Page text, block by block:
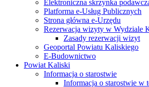
Elektroniczna skrzynka
Platforma e-Usług Publicznych
Strona główna e-Urzędu
Rezerwacja wizyty w Wydziale
Zasady rezerwacji wizyt
Geoportal Powiatu Kaliskiego
E-Budownictwo
Powiat Kaliski
Informacja o starostwie
Informacja o starostwie w